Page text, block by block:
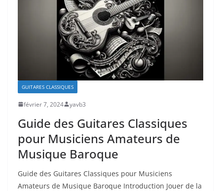
GUITARES CLASSIQUES
février 7, 2024 yavb3
Guide des Guitares Classiques
pour Musiciens Amateurs de
Musique Baroque
Guide des Guitares Classiques ‍pour⁢ Musiciens
Amateurs de Musique Baroque Introduction Jouer de‍ la